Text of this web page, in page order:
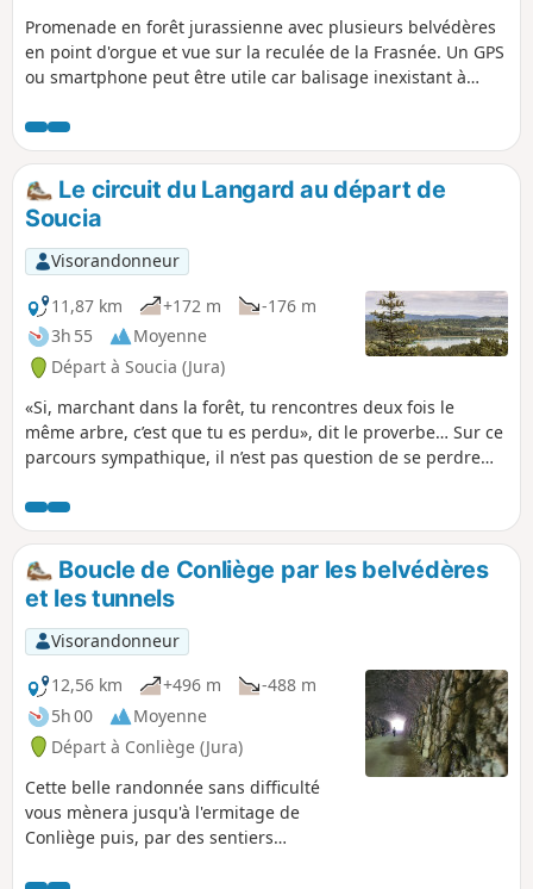
Promenade en forêt jurassienne avec plusieurs belvédères
en point d'orgue et vue sur la reculée de la Frasnée. Un GPS
ou smartphone peut être utile car balisage inexistant à
Le circuit du Langard au départ de
Soucia
Visorandonneur
11,87 km
+172 m
-176 m
3h 55
Moyenne
Départ à Soucia (Jura)
«Si, marchant dans la forêt, tu rencontres deux fois le
même arbre, c’est que tu es perdu», dit le proverbe… Sur ce
parcours sympathique, il n’est pas question de se perdre
s’ouvre sous l’ombre verte de ses arbres remarquables, ses
clairières sublimes, ses cascades rafraîchissantes, ses
belvédères époustouflants et ses grottes mystérieuses. Le
circuit convient aussi pour les amateurs de Trail. Balisage
Jaune + Trail 9.
Boucle de Conliège par les belvédères
et les tunnels
Visorandonneur
12,56 km
+496 m
-488 m
5h 00
Moyenne
Départ à Conliège (Jura)
Cette belle randonnée sans difficulté
vous mènera jusqu'à l'ermitage de
Conliège puis, par des sentiers